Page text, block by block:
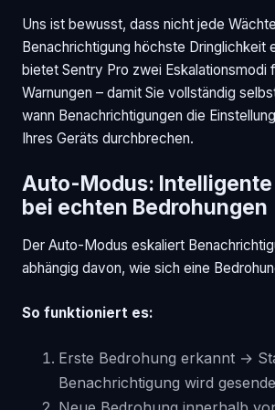
Uns ist bewusst, dass nicht jede
Benachrichtigung höchste Dringlichkeit
bietet Sentry Pro zwei Eskalationsmodi
Warnungen – damit Sie vollständig
wann Benachrichtigungen die
Ihres Geräts durchbrechen.
Auto-Modus: Intelligente
bei echten Bedrohungen
Der Auto-Modus eskaliert
abhängig davon, wie sich eine
So funktioniert es:
Erste Bedrohung erkannt →
Benachrichtigung wird